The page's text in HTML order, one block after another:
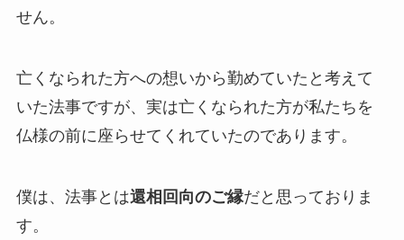
せん。
亡くなられた方への想いから勤めていたと考えて
いた法事ですが、実は亡くなられた方が私たちを
仏様の前に座らせてくれていたのであります。
僕は、法事とは還相回向のご縁だと思っておりま
す。